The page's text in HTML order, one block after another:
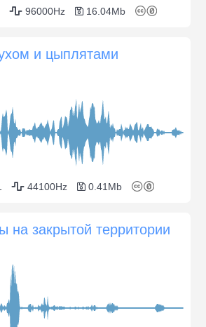
96000Hz 16.04Mb
и цыплятами
44100Hz 0.41Mb
на закрытой территории